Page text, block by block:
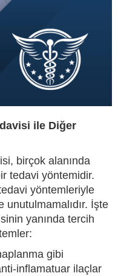
ile Diğer
birçok alanında
tedavi yöntemidir.
yöntemleriyle
unutulmamalıdır. İşte
yanında tercih
gibi
inflamatuar ilaçlar